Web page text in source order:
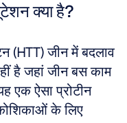
क्या है?
(HTT) जीन में बदलाव
है जहां जीन बस काम
एक ऐसा प्रोटीन
के लिए